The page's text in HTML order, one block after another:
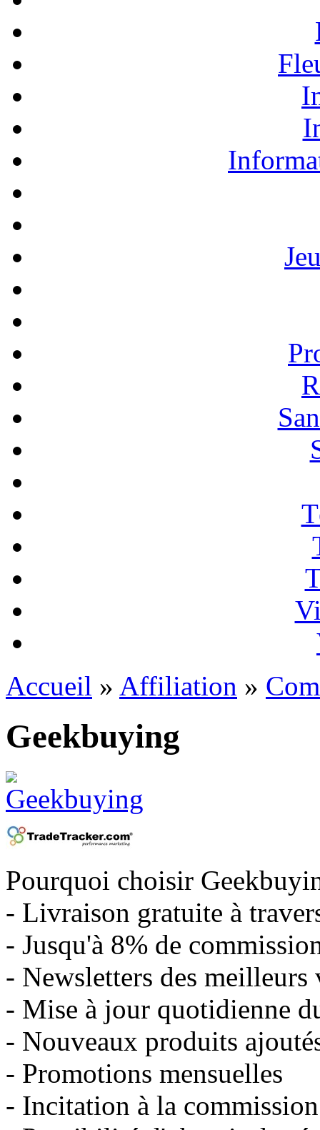
Accueil » Affiliation »
Geekbuying
Pourquoi choisir
- Livraison gratuite à
- Jusqu'à 8% de
- Newsletters des meilleurs
- Mise à jour quotidienne
- Nouveaux produits
- Promotions mensuelles
- Incitation à la commission